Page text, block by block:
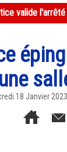
valide
18 Janvier 2023